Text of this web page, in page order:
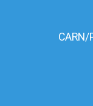
CARN/